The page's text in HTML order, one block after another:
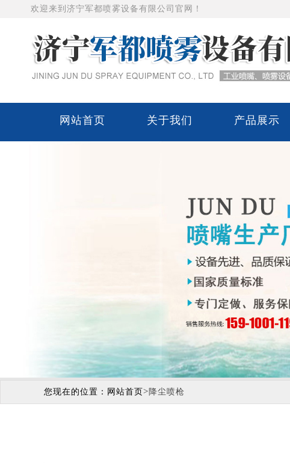
欢迎来到济宁军都喷雾设备有限公司官网！
网站首页 关于我们 产品展示
您现在的位置： 网站首页> 降尘喷枪